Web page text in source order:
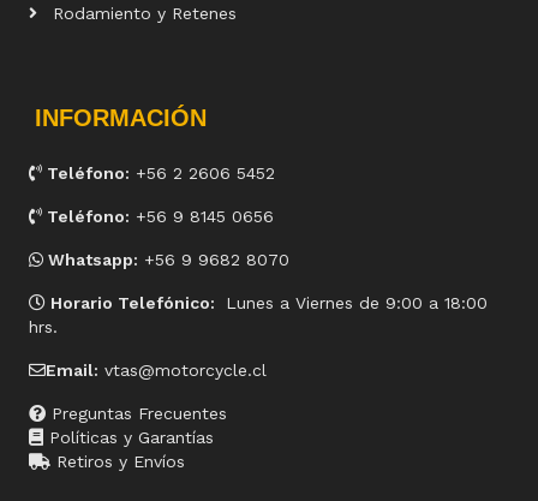
Rodamiento y Retenes
INFORMACIÓN
Teléfono: +56 2 2606 5452
Teléfono: +56 9 8145 0656
Whatsapp: +56 9 9682 8070
Horario Telefónico:
Lunes a Viernes de 9:00 a 18:00
hrs.
Email: vtas@motorcycle.cl
Preguntas Frecuentes
Políticas y Garantías
Retiros y Envíos